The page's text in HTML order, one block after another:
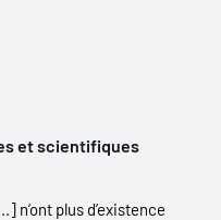
et scientifiques
n’ont plus d’existence